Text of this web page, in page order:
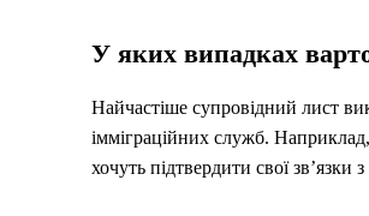
У яких випадках
Найчастіше супровідний лист
імміграційних служб.
хочуть підтвердити свої зв’язки